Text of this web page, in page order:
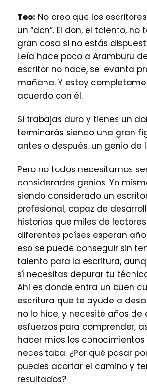
Teo: No creo que los
un “don”. El don, el talento, no
gran cosa si no estás
Leía hace poco a Aramburu
escritor no nace, se levanta
mañana. Y estoy
acuerdo con él.
Si trabajas duro y tienes un
terminarás siendo una gran
antes o después, un genio de
Pero no todos necesitamos
considerados genios. Yo
siendo considerado un
profesional, capaz de
historias que miles de
diferentes países esperan
eso se puede conseguir sin
talento para la escritura,
sí necesitas depurar tu
Ahí es donde entra un buen
escritura que te ayude a
no lo hice, y necesité años de
esfuerzos para comprender,
hacer míos los conocimientos
necesitaba. ¿Por qué pasar
puedes acortar el camino y
resultados?